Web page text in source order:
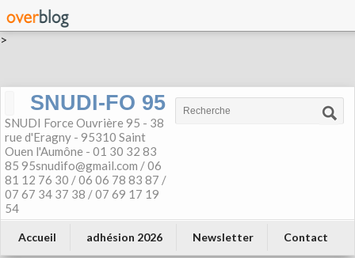
>
SNUDI-FO 95
SNUDI Force Ouvrière 95 - 38
rue d'Eragny - 95310 Saint
Ouen l'Aumône - 01 30 32 83
85 95snudifo@gmail.com / 06
81 12 76 30 / 06 06 78 83 87 /
07 67 34 37 38 / 07 69 17 19
54
Accueil adhésion 2026 Newsletter Contact